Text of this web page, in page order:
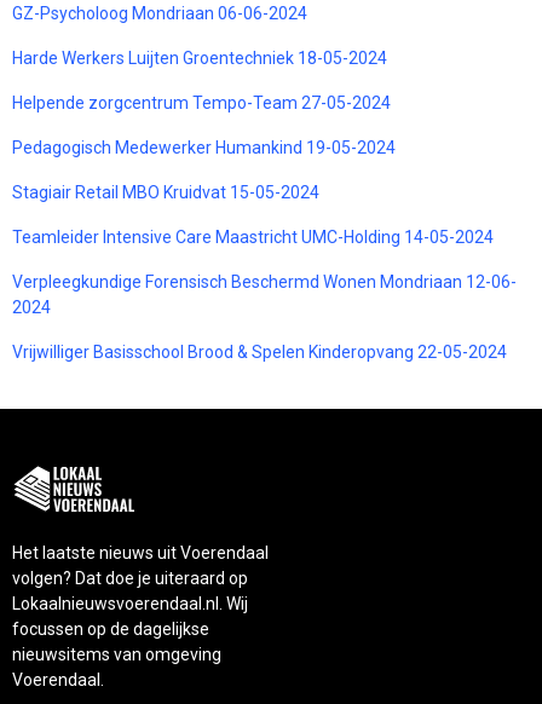
GZ-Psycholoog Mondriaan 06-06-2024
Harde Werkers Luijten Groentechniek 18-05-2024
Helpende zorgcentrum Tempo-Team 27-05-2024
Pedagogisch Medewerker Humankind 19-05-2024
Stagiair Retail MBO Kruidvat 15-05-2024
Teamleider Intensive Care Maastricht UMC-Holding 14-05-2024
Verpleegkundige Forensisch Beschermd Wonen Mondriaan 12-06-
2024
Vrijwilliger Basisschool Brood & Spelen Kinderopvang 22-05-2024
Het laatste nieuws uit Voerendaal
volgen? Dat doe je uiteraard op
Lokaalnieuwsvoerendaal.nl. Wij
focussen op de dagelijkse
nieuwsitems van omgeving
Voerendaal.